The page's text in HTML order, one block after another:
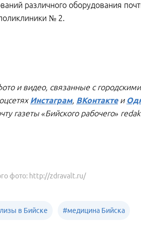
различного оборудования
№ 2.
и видео, связанные с
Инстаграм, ВКонтактеи
газеты «Бийского рабочего»
фото: http://zdravalt.ru/
в Бийске #медицина Бийска